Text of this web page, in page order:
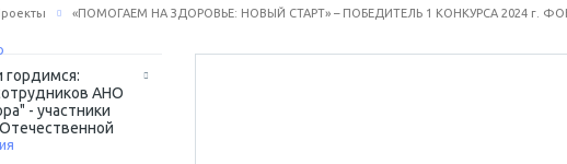
«ПОМОГАЕМ НА ЗДОРОВЬЕ: НОВЫЙ СТАРТ» – ПОБЕДИТЕЛЬ 1 КОНКУРСА 2024 г.
АНО
- участники